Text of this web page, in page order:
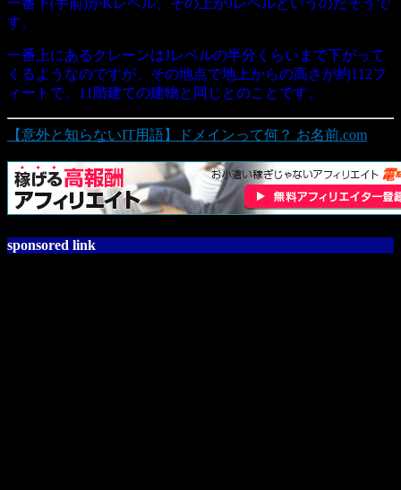
す。
一番上にあるクレーンはJレベルの半分くらいまで下がって
くるようなのですが、その地点で地上からの高さが約112フ
ィートで、11階建ての建物と同じとのことです。
【意外と知らないIT用語】ドメインって何？ お名前.com
sponsored link